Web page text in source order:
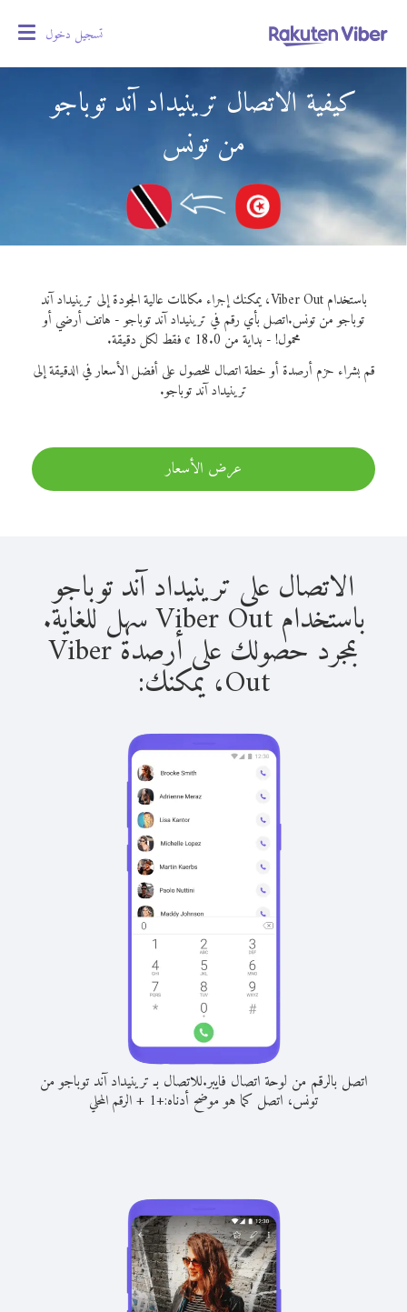
تسجيل دخول
كيفية الاتصال ترينيداد آند توباجو
من تونس
باستخدام Viber Out، يمكنك إجراء مكالمات عالية الجودة إلى ترينيداد آند
توباجو من تونس.اتصل بأي رقم في ترينيداد آند توباجو - هاتف أرضي أو
محمول! - بداية من 18.0 ¢ فقط لكل دقيقة.
قم بشراء حزم أرصدة أو خطة اتصال للحصول على أفضل الأسعار في الدقيقة إلى
ترينيداد آند توباجو.
عرض الأسعار
الاتصال على ترينيداد آند توباجو
باستخدام Viber Out سهل للغاية.
بمجرد حصولك على أرصدة Viber
Out، يمكنك:
اتصل بالرقم من لوحة اتصال فايبر.للاتصال بـ ترينيداد آند توباجو من
تونس، اتصل كما هو موضح أدناه:+
1
+الرقم المحلي